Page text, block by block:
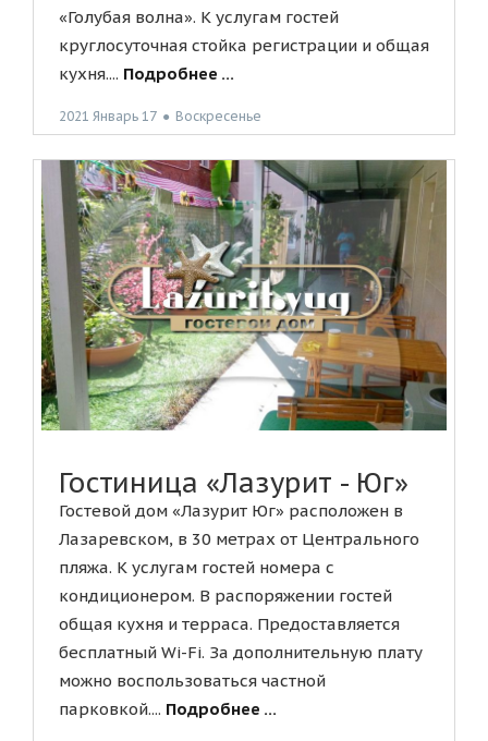
«Голубая волна». К услугам гостей
круглосуточная стойка регистрации и общая
кухня.... Подробнее ...
2021 Январь 17 ● Воскресенье
Гостиница «Лазурит - Юг»
Гостевой дом «Лазурит Юг» расположен в
Лазаревском, в 30 метрах от Центрального
пляжа. К услугам гостей номера с
кондиционером. В распоряжении гостей
общая кухня и терраса. Предоставляется
бесплатный Wi-Fi. За дополнительную плату
можно воспользоваться частной
парковкой.... Подробнее ...